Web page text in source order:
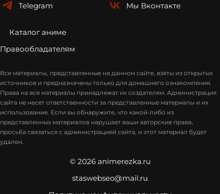
Telegram Мы Вконтакте
Каталог аниме
Правообладателям
Все материалы, представленные на данном сайте, взяты из открытых
источников и предназначены только для домашнего ознакомления.
Права на все материалы принадлежат их создателям. Администрация
сайта не несет ответственности за представленные материалы и их
использование. Если вы обнаружите, что какой-либо из
представленных материалов нарушает ваши авторские права,
просьба связаться с администрацией сайта, и этот материал будет
удален.
© 2026 animerezka.ru
staswebseo@mail.ru